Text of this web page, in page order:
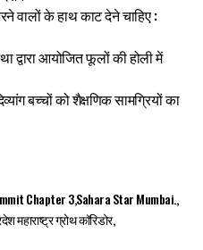
वालों के हाथ काट देने चाहिए :
द्वारा आयोजित फूलों की होली में
बच्चों को शैक्षणिक सामग्रियों का
Chapter 3Sahara Star Mumbai.
महाराष्ट्र ग्रोथ कॉरिडोर